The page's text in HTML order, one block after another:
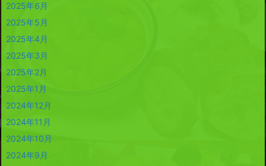
2025年6月
2025年5月
2025年4月
2025年3月
2025年2月
2025年1月
2024年12月
2024年11月
2024年10月
2024年9月